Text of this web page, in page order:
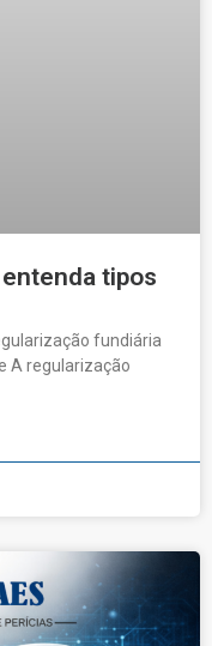
tipos
fundiária
A regularização